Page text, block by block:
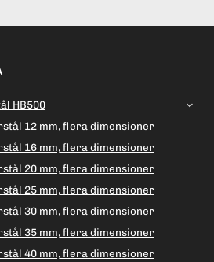
HB500
12 mm, flera dimensioner
16 mm, flera dimensioner
20 mm, flera dimensioner
25 mm, flera dimensioner
30 mm, flera dimensioner
35 mm, flera dimensioner
40 mm, flera dimensioner